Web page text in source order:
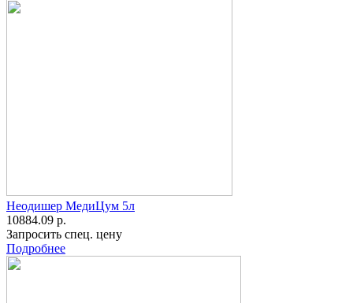
Неодишер МедиЦум 5л
10884.09 р.
Запросить спец. цену
Подробнее